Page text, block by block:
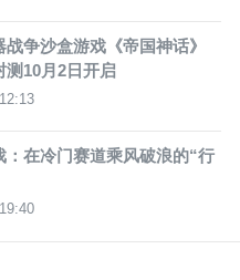
战争沙盒游戏《帝国神话》
测10月2日开启
：在冷门赛道乘风破浪的“行